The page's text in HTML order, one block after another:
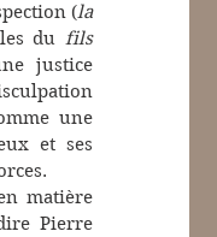
(la
du fils
justice
une
et ses
matière
Pierre